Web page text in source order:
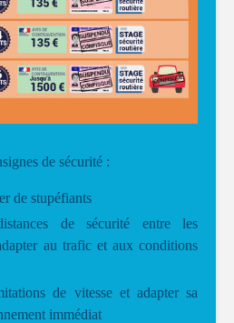
de sécurité :
de stupéfiants
de sécurité entre les
au trafic et aux conditions
de vitesse et adapter sa
immédiat